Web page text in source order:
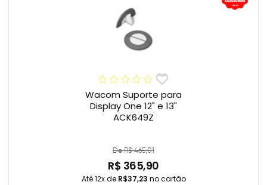
Wacom Suporte para
Display One 12" e 13"
ACK649Z
De R$ 465,01
R$ 365,90
Até 12x de R$37,23 no cartão